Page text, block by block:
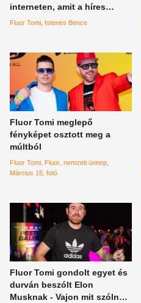
interneten, amit a híres
énekesnőnek küldött
Fluor Tomi Istenes Bence
Fluor Tomi meglepő
fényképet osztott meg a
múltból
Fluor Tomi Fluor nemzeti ünnep
Március 15 fotó
Fluor Tomi gondolt egyet és
durván beszólt Elon
Musknak - Vajon mit szólna